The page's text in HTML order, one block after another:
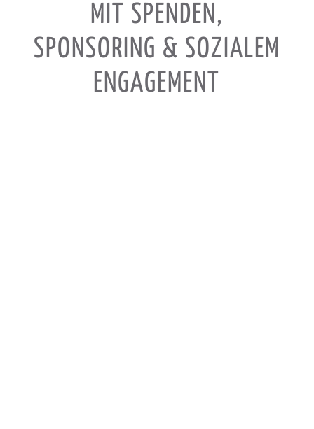
MIT SPENDEN,
SPONSORING & SOZIALEM
ENGAGEMENT